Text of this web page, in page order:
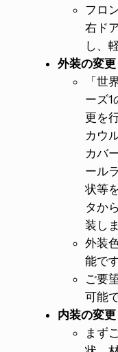
フロ
右ド
し、
外装の変更
「世
ーズ1
更を
カウ
カバ
ール
状等
タか
装し
外装
能です
ご要
可能
内装の変更
まず